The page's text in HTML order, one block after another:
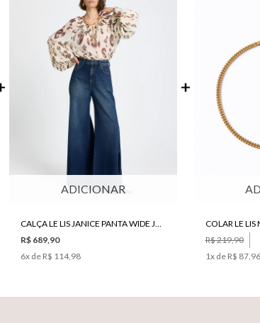
ADICIONAR
CALÇA LE LIS JANICE PANTA WIDE JEANS FEMININA
R$ 689,90
6x de R$ 114,98
COLAR LE
R$ 219,90
1x de R$ 87,96